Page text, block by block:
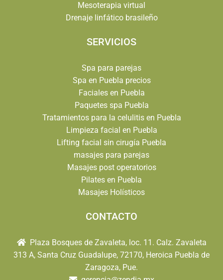
Mesoterapia virtual
Drenaje linfático brasileño
SERVICIOS
Spa para parejas
Spa en Puebla precios
Faciales en Puebla
Paquetes spa Puebla
Tratamientos para la celulitis en Puebla
Limpieza facial en Puebla
Lifting facial sin cirugía Puebla
masajes para parejas
Masajes post operatorios
Pilates en Puebla
Masajes Holísticos
CONTACTO
Plaza Bosques de Zavaleta, loc. 11. Calz. Zavaleta
313 A, Santa Cruz Guadalupe, 72170, Heroica Puebla de
Zaragoza, Pue.